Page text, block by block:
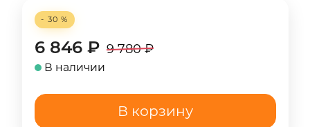
- 30 %
6 846 ₽ 9 780 ₽
В наличии
В корзину